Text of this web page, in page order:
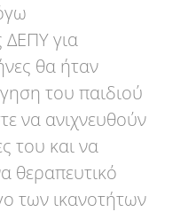
ΔΕΠΥ για
θα ήταν
του παιδιού
να ανιχνευθούν
του και να
θεραπευτικό
των ικανοτήτων